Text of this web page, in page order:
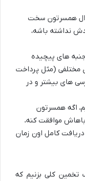
همسرتون سخت
نداشته باشه،
های پیچیده
مختلفی (مثل پرداخت
های بیشتر و در
اگه همسرتون
موافقت کنه،
کامل اون زمان
تخمین کلی بزنیم که